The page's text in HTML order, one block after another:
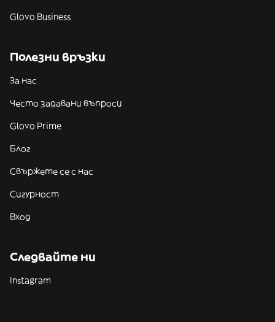
Glovo Business
Полезни връзки
За нас
Често задавани въпроси
Glovo Prime
Блог
Свържете се с нас
Сигурност
Вход
Следвайте ни
Instagram